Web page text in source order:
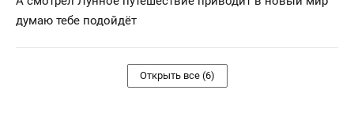
думаю тебе подойдёт
Открыть все (6)